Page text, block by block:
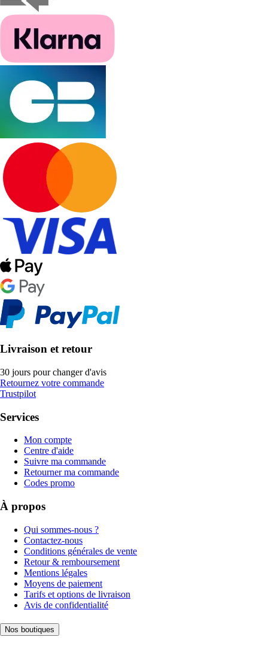
Livraison et retour
30 jours pour changer d'avis
Retournez votre commande
Trustpilot
Services
Mon compte
Centre d'aide
Suivre ma commande
Retourner ma commande
Codes promo
À propos
Qui sommes-nous ?
Contactez-nous
Conditions générales de vente
Retour & remboursement
Mentions légales
Moyens de paiement
Tarifs et options de livraison
Avis de confidentialité
Nos boutiques